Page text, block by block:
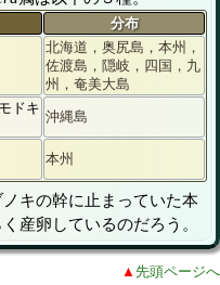
分布
北海道，奥尻島，本州，
佐渡島，隠岐，四国，九
州，奄美大島
ドキ
沖縄島
本州
キの幹に止まっていた本
産卵しているのだろう。
▲ 先頭ページへ